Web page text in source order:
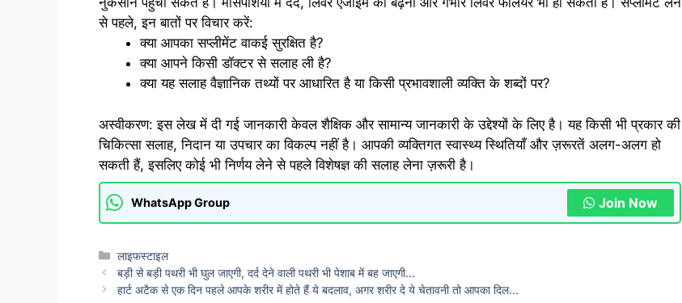
से पहले, इन बातों पर विचार करें:
क्या आपका सप्लीमेंट वाकई सुरक्षित है?
क्या आपने किसी डॉक्टर से सलाह ली है?
क्या यह सलाह वैज्ञानिक तथ्यों पर आधारित है या किसी प्रभावशाली व्यक्ति के शब्दों पर?
अस्वीकरण: इस लेख में दी गई जानकारी केवल शैक्षिक और सामान्य जानकारी के उद्देश्यों के लिए है। यह किसी भी प्रकार की
चिकित्सा सलाह, निदान या उपचार का विकल्प नहीं है। आपकी व्यक्तिगत स्वास्थ्य स्थितियाँ और ज़रूरतें अलग-अलग हो
सकती हैं, इसलिए कोई भी निर्णय लेने से पहले विशेषज्ञ की सलाह लेना ज़रूरी है।
WhatsApp Group Join Now
Categories
लाइफस्टाइल
बड़ी से बड़ी पथरी भी घुल जाएगी, दर्द देने वाली पथरी भी पेशाब में बह जाएगी…
हार्ट अटैक से एक दिन पहले आपके शरीर में होते हैं ये बदलाव, अगर शरीर दे ये चेतावनी तो आपका दिल…